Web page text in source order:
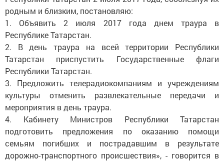
родным и близким, постановляю:
1. Объявить 2 июля 2017 года днем траура в
Республике Татарстан.
2. В день траура на всей территории Республики
Татарстан приспустить Государственные флаги
Республики Татарстан.
3. Предложить телерадиокомпаниям и учреждениям
культуры отменить развлекательные передачи и
мероприятия в день траура.
4. Кабинету Министров Республики Татарстан
подготовить предложения по оказанию помощи
семьям погибших и пострадавшим в результате
дорожно-транспортного происшествия», - говорится в